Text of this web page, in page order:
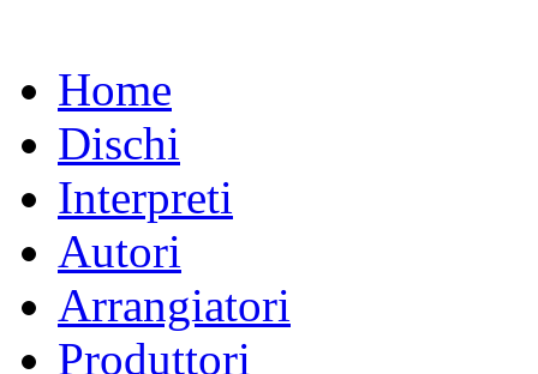
Home
Dischi
Interpreti
Autori
Arrangiatori
Produttori